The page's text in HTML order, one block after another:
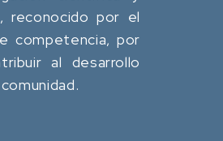
reconocido por el
competencia, por
al desarrollo